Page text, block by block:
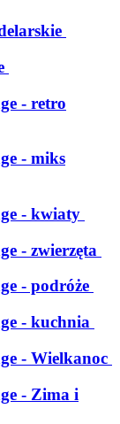
- retro
- miks
- kwiaty
- zwierzęta
- podróże
- kuchnia
- Wielkanoc
- Zima i